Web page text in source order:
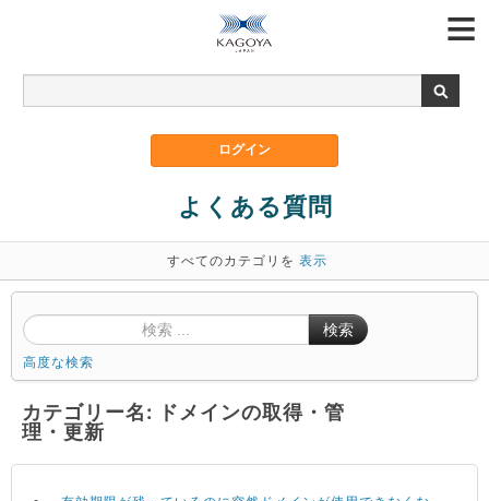
よくある質問
すべてのカテゴリを 表示
検索
高度な検索
カテゴリー名: ドメインの取得・管
理・更新